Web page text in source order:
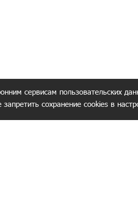
сервисам пользовательских
сохранение cookies в